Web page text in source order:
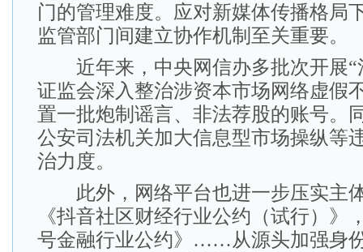
门的管理难度。应对新媒体传播格局
监管部门间建立协作机制至关重要。
近年来，中央网信办多批次开展“
证监会深入整治涉资本市场网络虚假
置一批炮制谣言、非法荐股的账号。
公安司法机关加大信息型市场操纵等
治力度。
此外，网络平台也进一步压实主
《抖音社区财经行业公约（试行）》
号金融行业公约》……从源头加强身